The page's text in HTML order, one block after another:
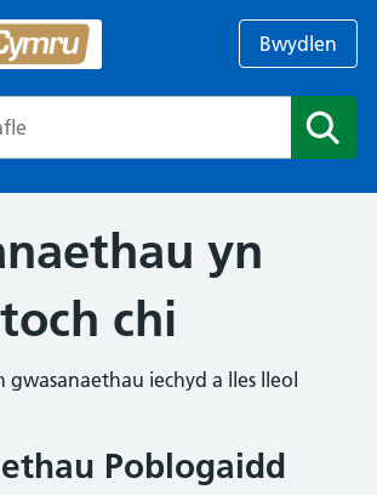
Bwydlen
yn
chi
gwasanaethau iechyd a lles lleol
Poblogaidd